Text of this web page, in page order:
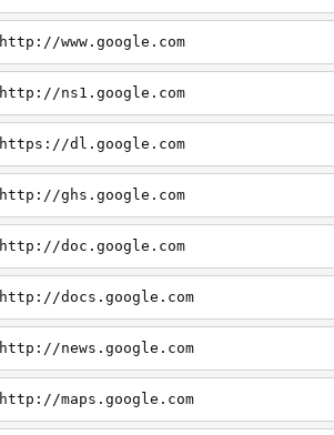
http://www.google.com
http://ns1.google.com
https://dl.google.com
http://ghs.google.com
http://doc.google.com
http://docs.google.com
http://news.google.com
http://maps.google.com